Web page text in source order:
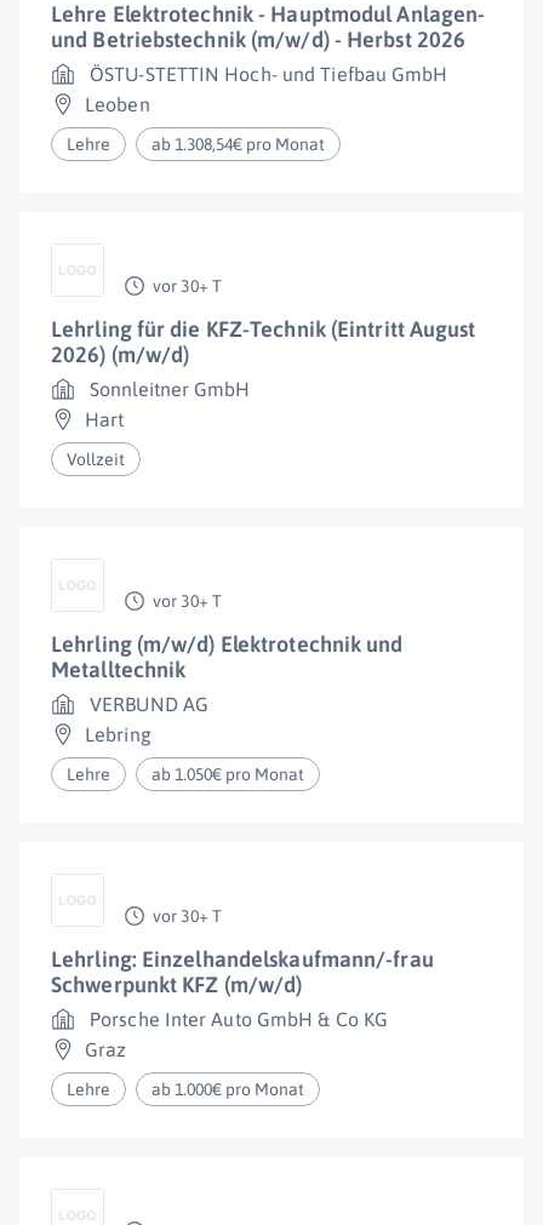
Lehre Elektrotechnik - Hauptmodul Anlagen-
und Betriebstechnik (m/w/d) - Herbst 2026
ÖSTU-STETTIN Hoch- und Tiefbau GmbH
Leoben
Lehre ab 1.308,54€ pro Monat
vor 30+ T
Lehrling für die KFZ-Technik (Eintritt August
2026) (m/w/d)
Sonnleitner GmbH
Hart
Vollzeit
vor 30+ T
Lehrling (m/w/d) Elektrotechnik und
Metalltechnik
VERBUND AG
Lebring
Lehre ab 1.050€ pro Monat
vor 30+ T
Lehrling: Einzelhandelskaufmann/-frau
Schwerpunkt KFZ (m/w/d)
Porsche Inter Auto GmbH & Co KG
Graz
Lehre ab 1.000€ pro Monat